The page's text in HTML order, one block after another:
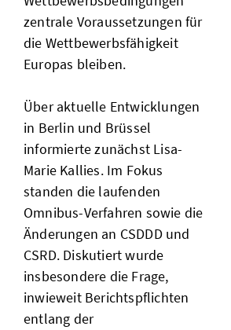
zentrale Voraussetzungen für
die Wettbewerbsfähigkeit
Europas bleiben.
Über aktuelle Entwicklungen
in Berlin und Brüssel
informierte zunächst Lisa-
Marie Kallies. Im Fokus
standen die laufenden
Omnibus-Verfahren sowie die
Änderungen an CSDDD und
CSRD. Diskutiert wurde
insbesondere die Frage,
inwieweit Berichtspflichten
entlang der